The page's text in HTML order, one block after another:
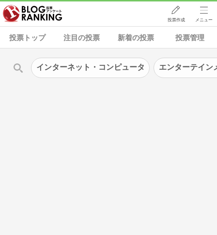
投票作成 メニュー
投票トップ 注目の投票 新着の投票 投票管理
インターネット・コンピュータ エンターテイン